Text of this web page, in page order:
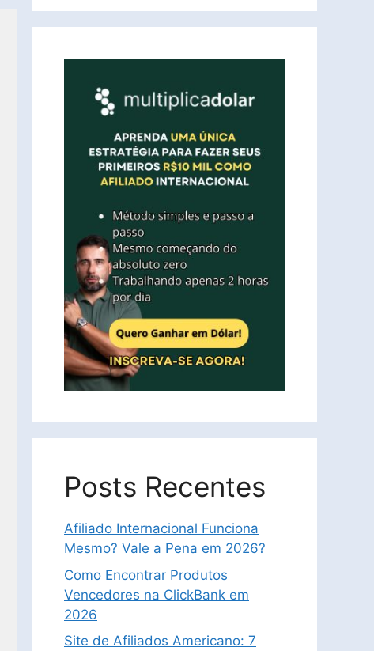
Posts Recentes
Afiliado Internacional Funciona
Mesmo? Vale a Pena em 2026?
Como Encontrar Produtos
Vencedores na ClickBank em
2026
Site de Afiliados Americano: 7